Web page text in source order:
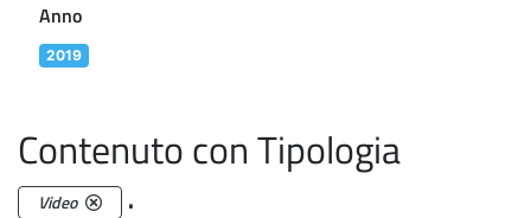
Anno
2019
Contenuto con Tipologia
Video .